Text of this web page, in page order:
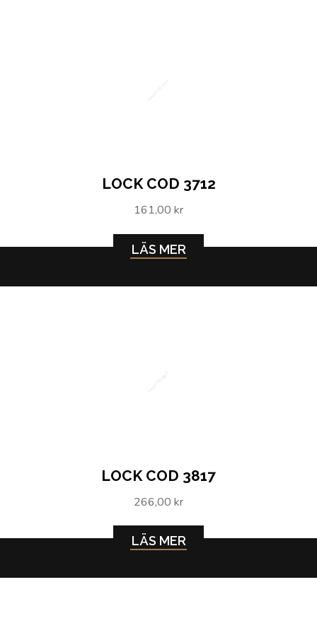
LOCK COD 3712
161,00 kr
LÄS MER
LOCK COD 3817
266,00 kr
LÄS MER